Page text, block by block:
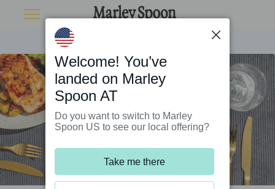
Welcome! You’ve
landed on Marley
Spoon AT
Do you want to switch to Marley
Spoon US to see our local offering?
Take me there